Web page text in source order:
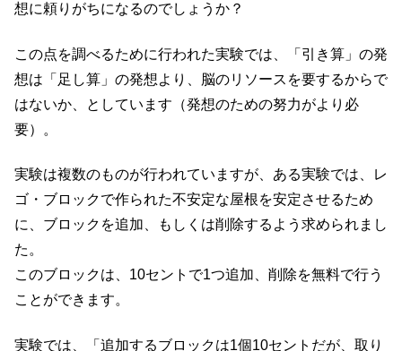
想に頼りがちになるのでしょうか？
この点を調べるために行われた実験では、「引き算」の発
想は「足し算」の発想より、脳のリソースを要するからで
はないか、としています（発想のための努力がより必
要）。
実験は複数のものが行われていますが、ある実験では、レ
ゴ・ブロックで作られた不安定な屋根を安定させるため
に、ブロックを追加、もしくは削除するよう求められまし
た。
このブロックは、10セントで1つ追加、削除を無料で行う
ことができます。
実験では、「追加するブロックは1個10セントだが、取り